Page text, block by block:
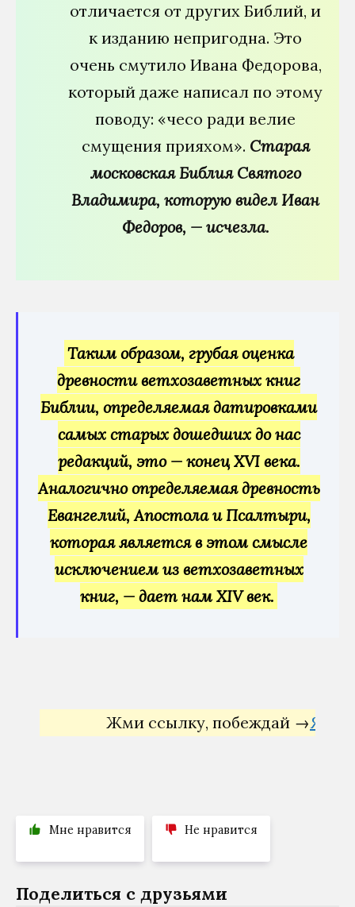
отличается от других Библий, и
к изданию непригодна. Это
очень смутило Ивана Федорова,
который даже написал по этому
поводу: «чесо ради велие
смущения прияхом». Старая
московская Библия Святого
Владимира, которую видел Иван
Федоров, — исчезла.
Таким образом, грубая оценка
древности ветхозаветных книг
Библии, определяемая датировками
самых старых дошедших до нас
редакций, это — конец XVI века.
Аналогично определяемая древность
Евангелий, Апостола и Псалтыри,
которая является в этом смысле
исключением из ветхозаветных
книг, — дает нам XIV век.
Жми ссылку, побеждай →Яндекс
Поделиться с друзьями